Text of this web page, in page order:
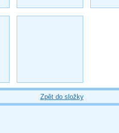
Zpět do složky